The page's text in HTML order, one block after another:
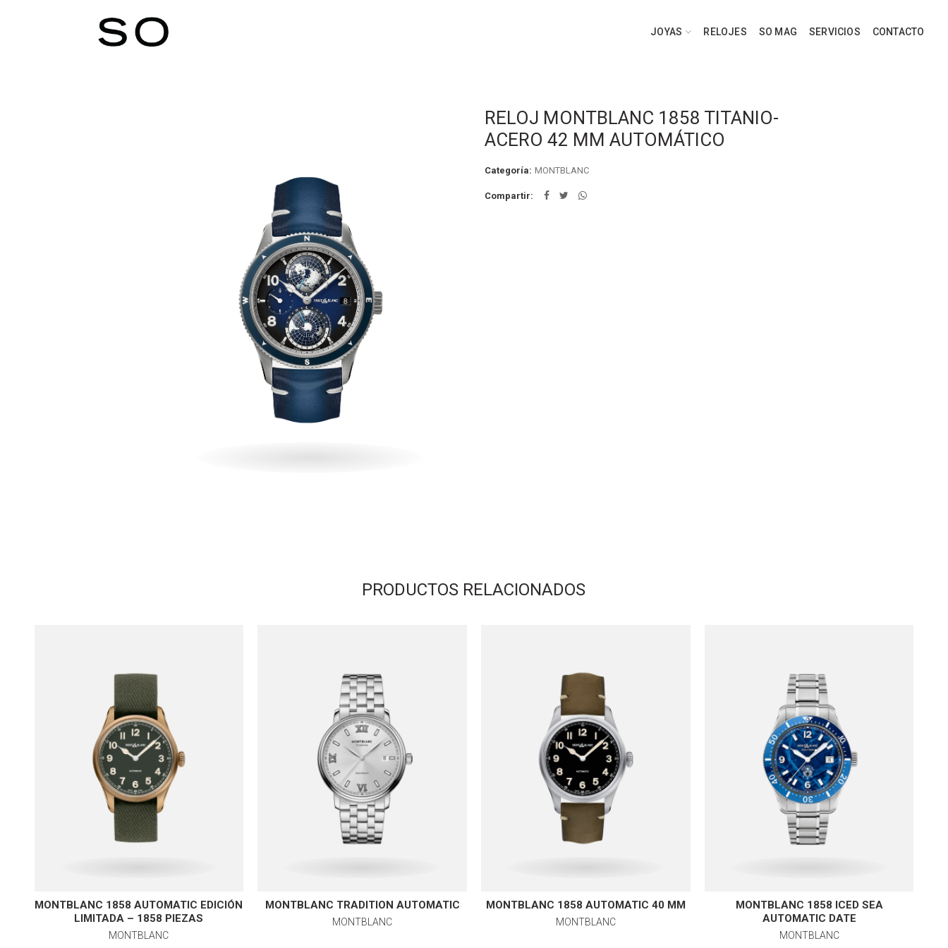
JOYAS RELOJES SO MAG SERVICIOS CONTACTO
RELOJ MONTBLANC 1858 TITANIO-
ACERO 42 MM AUTOMÁTICO
Categoría: MONTBLANC
Compartir
PRODUCTOS RELACIONADOS
MONTBLANC 1858 AUTOMATIC EDICIÓN
LIMITADA – 1858 PIEZAS
MONTBLANC
MONTBLANC TRADITION AUTOMATIC
MONTBLANC
MONTBLANC 1858 AUTOMATIC 40 MM
MONTBLANC
MONTBLANC 1858 ICED SEA
AUTOMATIC DATE
MONTBLANC